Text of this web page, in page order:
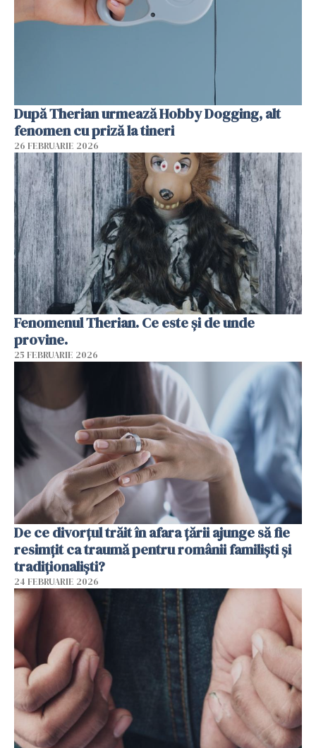
După Therian urmează Hobby Dogging, alt
fenomen cu priză la tineri
26 FEBRUARIE 2026
Fenomenul Therian. Ce este și de unde
provine.
25 FEBRUARIE 2026
De ce divorțul trăit în afara țării ajunge să fie
resimțit ca traumă pentru românii familiști și
tradiționaliști?
24 FEBRUARIE 2026